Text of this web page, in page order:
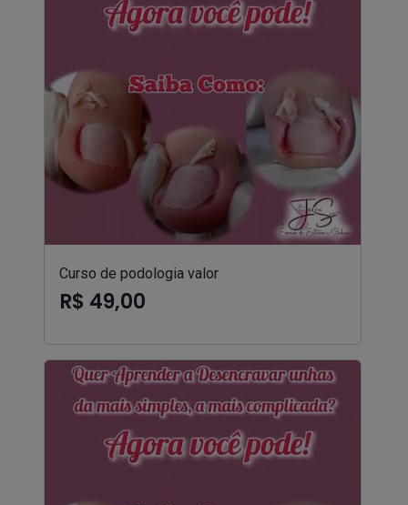
Curso de podologia valor
R$ 49,00